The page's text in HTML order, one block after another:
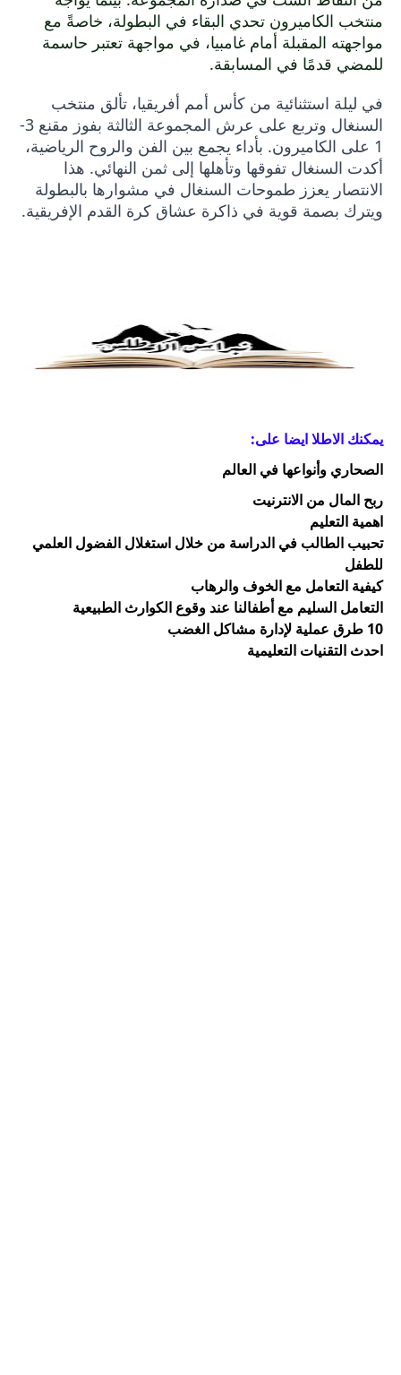
منتخب الكاميرون تحدي البقاء في البطولة، خاصةً مع
مواجهته المقبلة أمام غامبيا، في مواجهة تعتبر حاسمة
للمضي قدمًا في المسابقة.
في ليلة استثنائية من كأس أمم أفريقيا، تألق منتخب
السنغال وتربع على عرش المجموعة الثالثة بفوز مقنع 3-
1 على الكاميرون. بأداء يجمع بين الفن والروح الرياضية،
أكدت السنغال تفوقها وتأهلها إلى ثمن النهائي. هذا
الانتصار يعزز طموحات السنغال في مشوارها بالبطولة
ويترك بصمة قوية في ذاكرة عشاق كرة القدم الإفريقية.
يمكنك الاطلا ايضا على:
الصحاري وأنواعها في العالم
ربح المال من الانترنيت
اهمية التعليم
تحبيب الطالب في الدراسة من خلال استغلال الفضول العلمي
للطفل
كيفية التعامل مع الخوف والرهاب
التعامل السليم مع أطفالنا عند وقوع الكوارث الطبيعية
10 طرق عملية لإدارة مشاكل الغضب
احدث التقنيات التعليمية